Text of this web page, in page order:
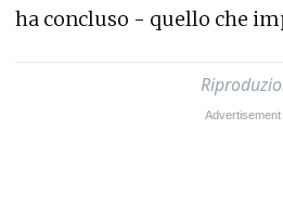
ha concluso - quello che